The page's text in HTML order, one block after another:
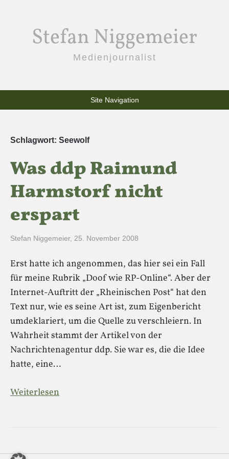
Stefan Niggemeier
Medienjournalist
Site Navigation
Schlagwort: Seewolf
Was ddp Raimund
Harmstorf nicht
erspart
Stefan Niggemeier, 25. November 2008
Erst hatte ich angenommen, das hier sei ein Fall
für meine Rubrik „Doof wie RP-Online“. Aber der
Internet-Auftritt der „Rheinischen Post“ hat den
Text nur, wie es seine Art ist, zum Eigenbericht
umdeklariert, um die Quelle zu verschleiern. In
Wahrheit stammt der Artikel von der
Nachrichtenagentur ddp. Sie war es, die die Idee
hatte, eine…
Weiterlesen